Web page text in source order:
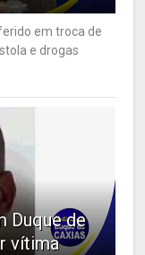
em troca de
e drogas
Duque de
vítima